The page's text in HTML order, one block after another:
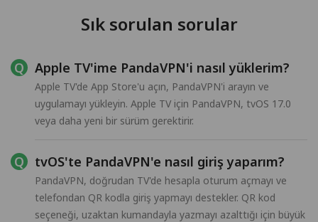
Sık sorulan sorular
Apple TV'ime PandaVPN'i nasıl yüklerim?
Apple TV'de App Store'u açın, PandaVPN'i arayın ve
uygulamayı yükleyin. Apple TV için PandaVPN, tvOS 17.0
veya daha yeni bir sürüm gerektirir.
tvOS'te PandaVPN'e nasıl giriş yaparım?
PandaVPN, doğrudan TV'de hesapla oturum açmayı ve
telefondan QR kodla giriş yapmayı destekler. QR kod
seçeneği, uzaktan kumandayla yazmayı azalttığı için büyük